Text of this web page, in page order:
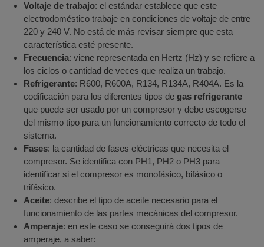
Voltaje de trabajo: el estándar establece que este
electrodoméstico trabaje en condiciones de voltaje de entre
220 y 240 V. No está de más revisar siempre que esta
característica esté presente.
Frecuencia: viene representada en Hertz (Hz) y se refiere a
los ciclos o cantidad de veces que realiza un trabajo.
Refrigerante: R600, R600A, R134, R134A, R404A. Es la
codificación para los diferentes tipos de gas refrigerante
que puede ser usado por un compresor y debe escogerse
del mismo tipo para un funcionamiento correcto de todo el
sistema.
Fases: la cantidad de fases eléctricas que necesita el
compresor. Se identifica con PH1, PH2 o PH3 para
identificar si el compresor es monofásico, bifásico o
trifásico.
Aceite: describe el tipo de aceite necesario para el
funcionamiento de las partes mecánicas del compresor.
Amperaje: en este caso se conseguirá dos tipos de
amperaje, a saber: